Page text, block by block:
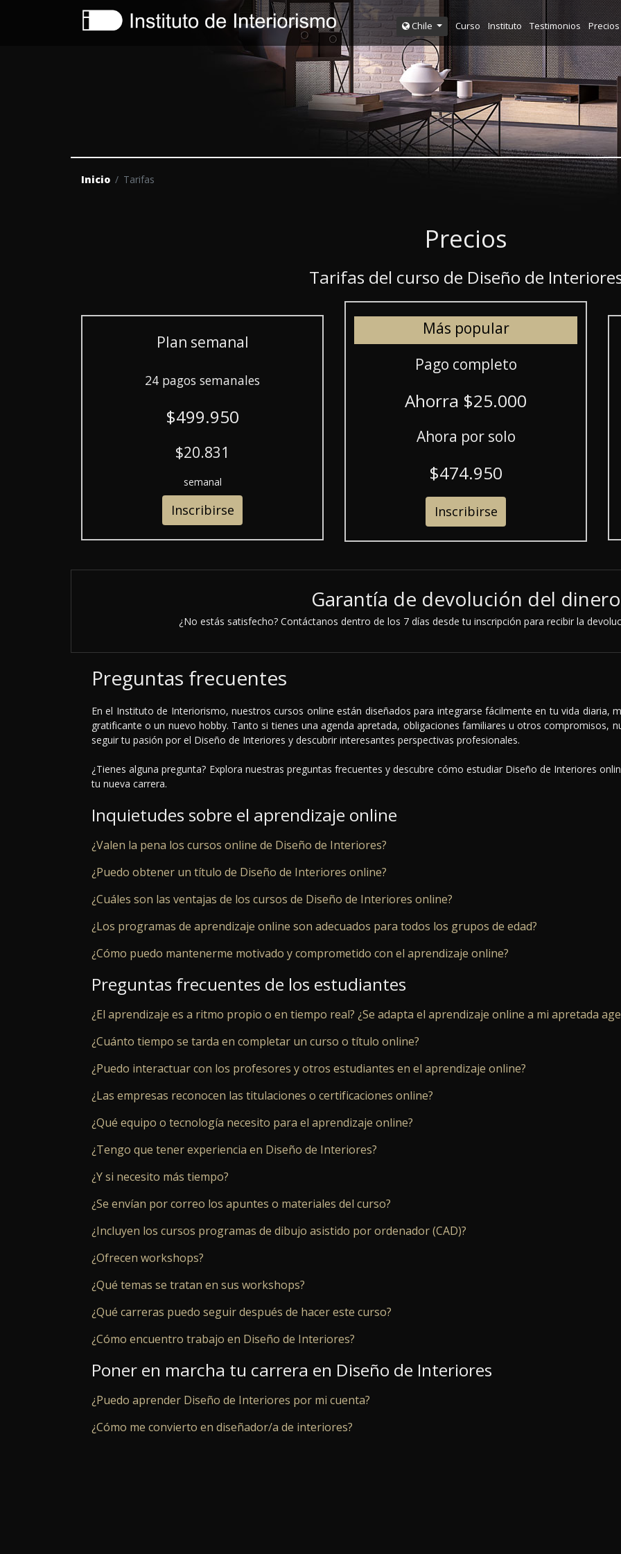
Chile Curso Instituto Testimonios Precios
Inicio Tarifas
Precios
Tarifas del curso de Diseño de
Más popular
Pago completo
Ahorra $25.000
Ahora por solo
$474.950
Inscribirse
Plan semanal
24 pagos semanales
$499.950
$20.831
semanal
Inscribirse
Garantía de devolución del dinero
¿No estás satisfecho? Contáctanos dentro de los 7 días desde tu inscripción para recibir la
Preguntas frecuentes
En el Instituto de Interiorismo, nuestros cursos online están diseñados para integrarse fácilmente en tu vida diaria,
gratificante o un nuevo hobby. Tanto si tienes una agenda apretada, obligaciones familiares u otros compromisos,
seguir tu pasión por el Diseño de Interiores y descubrir interesantes perspectivas profesionales.
¿Tienes alguna pregunta? Explora nuestras preguntas frecuentes y descubre cómo estudiar Diseño de Interiores
tu nueva carrera.
Inquietudes sobre el aprendizaje online
¿Valen la pena los cursos online de Diseño de Interiores?
¿Puedo obtener un título de Diseño de Interiores online?
¿Cuáles son las ventajas de los cursos de Diseño de Interiores online?
¿Los programas de aprendizaje online son adecuados para todos los grupos de edad?
¿Cómo puedo mantenerme motivado y comprometido con el aprendizaje online?
Preguntas frecuentes de los estudiantes
¿El aprendizaje es a ritmo propio o en tiempo real? ¿Se adapta el aprendizaje online a mi apretada
¿Cuánto tiempo se tarda en completar un curso o título online?
¿Puedo interactuar con los profesores y otros estudiantes en el aprendizaje online?
¿Las empresas reconocen las titulaciones o certificaciones online?
¿Qué equipo o tecnología necesito para el aprendizaje online?
¿Tengo que tener experiencia en Diseño de Interiores?
¿Y si necesito más tiempo?
¿Se envían por correo los apuntes o materiales del curso?
¿Incluyen los cursos programas de dibujo asistido por ordenador (CAD)?
¿Ofrecen workshops?
¿Qué temas se tratan en sus workshops?
¿Qué carreras puedo seguir después de hacer este curso?
¿Cómo encuentro trabajo en Diseño de Interiores?
Poner en marcha tu carrera en Diseño de Interiores
¿Puedo aprender Diseño de Interiores por mi cuenta?
¿Cómo me convierto en diseñador/a de interiores?